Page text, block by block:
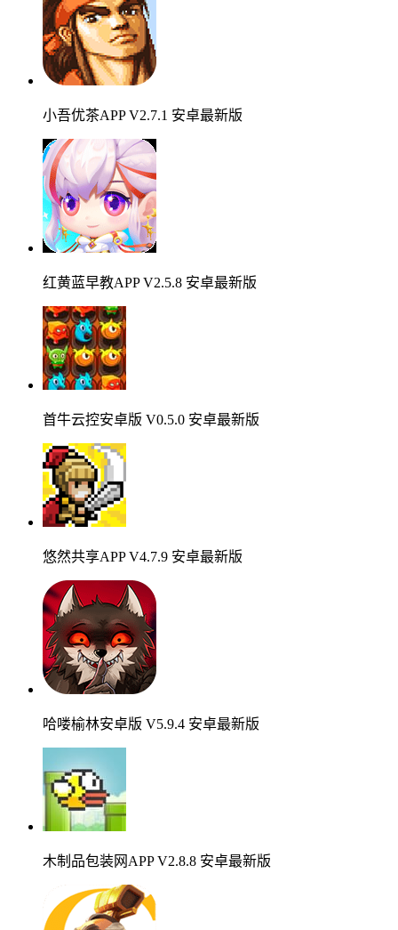
小吾优茶APP V2.7.1 安卓最新版
红黄蓝早教APP V2.5.8 安卓最新版
首牛云控安卓版 V0.5.0 安卓最新版
悠然共享APP V4.7.9 安卓最新版
哈喽榆林安卓版 V5.9.4 安卓最新版
木制品包装网APP V2.8.8 安卓最新版